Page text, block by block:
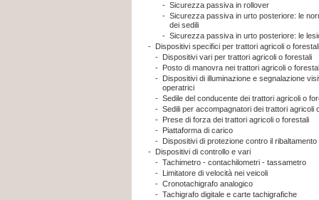
- Sicurezza passiva in rollover
- Sicurezza passiva in urto posteriore: le
dei sedili
- Sicurezza passiva in urto posteriore: le
- Dispositivi specifici per trattori agricoli o forestali
- Dispositivi vari per trattori agricoli o forestali
- Posto di manovra nei trattori agricoli o
- Dispositivi di illuminazione e segnalazione
operatrici
- Sedile del conducente dei trattori agricoli o
- Sedili per accompagnatori dei trattori agricoli
- Prese di forza dei trattori agricoli o forestali
- Piattaforma di carico
- Dispositivi di protezione contro il
- Dispositivi di controllo e vari
- Tachimetro - contachilometri - tassametro
- Limitatore di velocità nei veicoli
- Cronotachigrafo analogico
- Tachigrafo digitale e carte tachigrafiche